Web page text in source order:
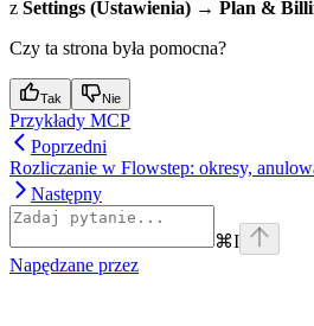
z Settings (Ustawienia) → Plan &
Czy ta strona była pomocna?
Tak Nie
Przykłady MCP
Poprzedni
Rozliczanie w Flowstep: okresy,
Następny
⌘I
Napędzane przez